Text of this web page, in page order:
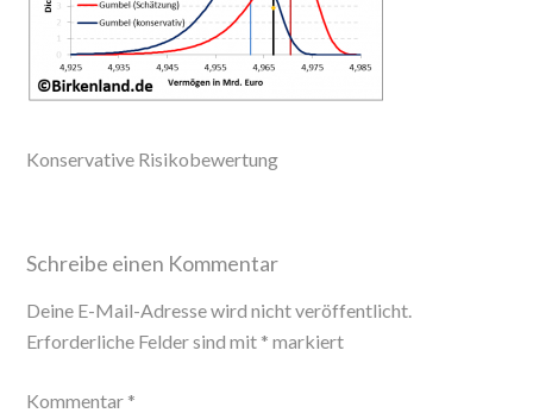
Konservative Risikobewertung
Schreibe einen Kommentar
Deine E-Mail-Adresse wird nicht veröffentlicht.
Erforderliche Felder sind mit * markiert
Kommentar *